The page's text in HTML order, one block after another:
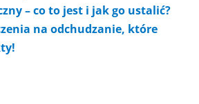
– co to jest i jak go ustalić?
na odchudzanie, które